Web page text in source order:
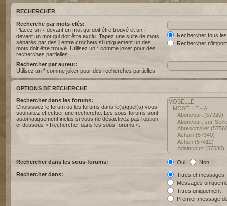
RECHERCHER
Recherche par mots-clés:
Placez un + devant un mot qui doit être trouvé et un -
devant un mot qui doit être exclu. Tapez une suite de mots
séparés par des | entre crochets si uniquement un des
mots doit être trouvé. Utilisez un * comme joker pour des
recherches partielles.
Rechercher tous
Rechercher
Rechercher par auteur:
Utilisez un * comme joker pour des recherches partielles.
OPTIONS DE RECHERCHE
Rechercher dans les forums:
Choisissez le forum ou les forums dans le(s)quel(s) vous
souhaitez effectuer une recherche. Les sous-forums sont
automatiquement inclus si vous ne désactivez pas l’option
ci-dessous « Rechercher dans les sous-forums ».
Rechercher dans les sous-forums: Oui
Non
Rechercher dans:
Titres et messages
Messages
Titres uniquement
Premier message